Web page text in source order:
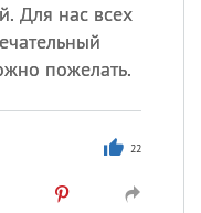
Для нас всех
пожелать.
22